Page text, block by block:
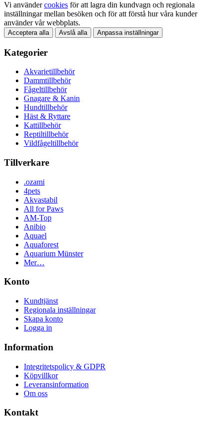
Vi användercookies för att lagra din kundvagn och regionala
inställningar mellan besöken och för att förstå hur våra kunder
använder vår webbplats.
Acceptera alla Avslå alla Anpassa inställningar
Kategorier
Akvarietillbehör
Dammtillbehör
Fågeltillbehör
Gnagare & Kanin
Hundtillbehör
Häst & Ryttare
Kattillbehör
Reptiltillbehör
Vildfågeltillbehör
Tillverkare
.ozami
4pets
Akvastabil
All for Paws
AM-Top
Anibio
Aquael
Aquaforest
Aquarium Münster
Mer…
Konto
Kundtjänst
Regionala inställningar
Skapa konto
Logga in
Information
Integritetspolicy & GDPR
Köpvillkor
Leveransinformation
Om oss
Kontakt